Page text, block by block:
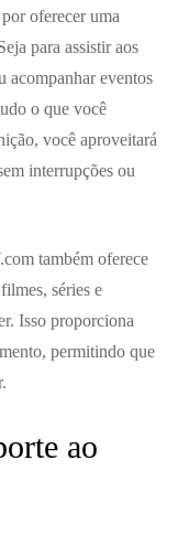
oferecer uma
para assistir aos
acompanhar eventos
o que você
você aproveitará
interrupções ou
também oferece
séries e
Isso proporciona
permitindo que
ao